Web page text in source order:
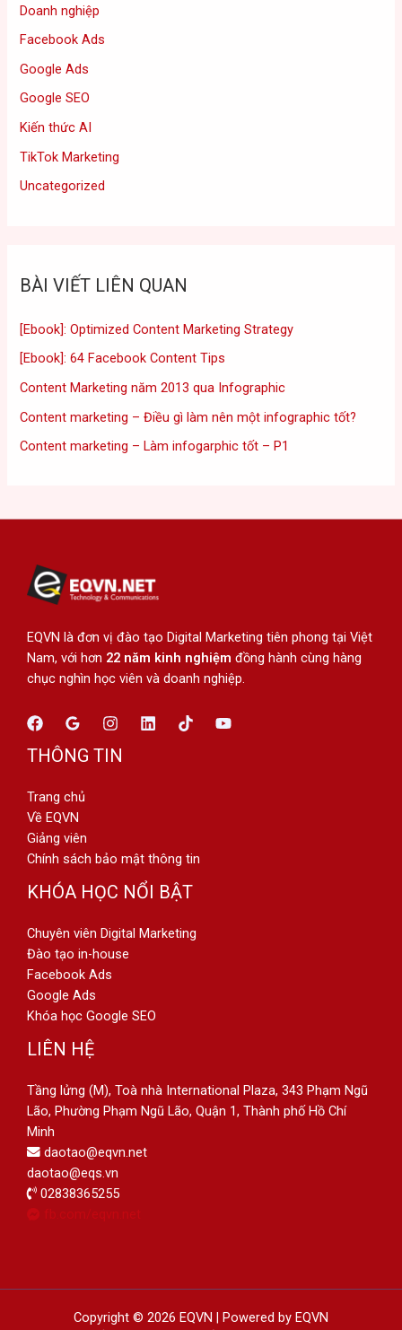
Doanh nghiệp
Facebook Ads
Google Ads
Google SEO
Kiến thức AI
TikTok Marketing
Uncategorized
BÀI VIẾT LIÊN QUAN
[Ebook]: Optimized Content Marketing Strategy
[Ebook]: 64 Facebook Content Tips
Content Marketing năm 2013 qua Infographic
Content marketing – Điều gì làm nên một infographic tốt?
Content marketing – Làm infogarphic tốt – P1
EQVN là đơn vị đào tạo Digital Marketing tiên phong tại Việt
Nam, với hơn 22 năm kinh nghiệm đồng hành cùng hàng
chục nghìn học viên và doanh nghiệp.
THÔNG TIN
Trang chủ
Về EQVN
Giảng viên
Chính sách bảo mật thông tin
KHÓA HỌC NỔI BẬT
Chuyên viên Digital Marketing
Đào tạo in-house
Facebook Ads
Google Ads
Khóa học Google SEO
LIÊN HỆ
Tầng lửng (M), Toà nhà International Plaza, 343 Phạm Ngũ
Lão, Phường Phạm Ngũ Lão, Quận 1, Thành phố Hồ Chí
Minh
daotao@eqvn.net
daotao@eqs.vn
02838365255
fb.com/eqvn.net
Copyright © 2026 EQVN | Powered by EQVN